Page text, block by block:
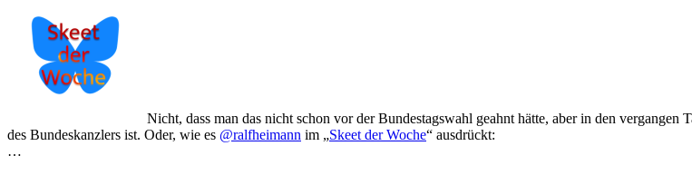
Nicht, dass man das nicht schon vor der Bundestagswahl geahnt hätte, aber in den
des Bundeskanzlers ist. Oder, wie es @ralfheimann im „Skeet der Woche“ ausdrückt:
…